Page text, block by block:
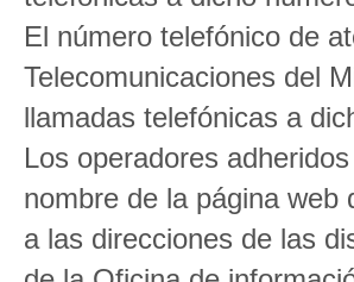
El número telefónico de
Telecomunicaciones del
llamadas telefónicas a
Los operadores
nombre de la página web
a las direcciones de las